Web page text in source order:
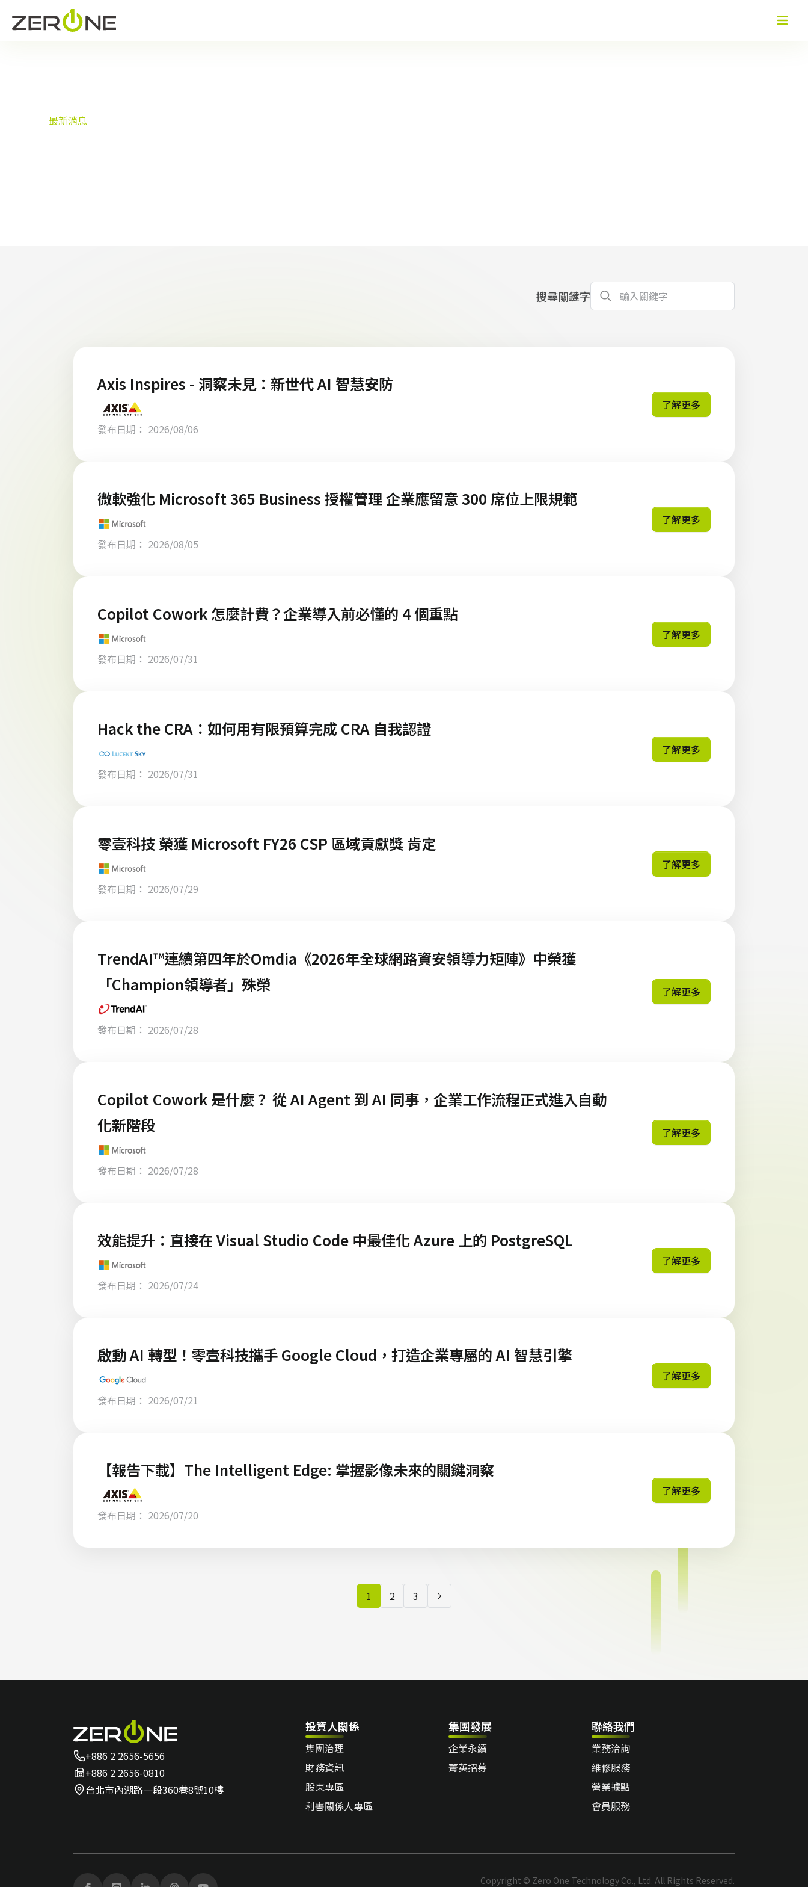
最新消息
搜尋關鍵字
Axis Inspires - 洞察未見：新世代 AI 智慧安防
發布日期： 2026/08/06
了解更多
微軟強化 Microsoft 365 Business 授權管理 企業應留意 300 席位上限規範
發布日期： 2026/08/05
了解更多
Copilot Cowork 怎麼計費？企業導入前必懂的 4 個重點
發布日期： 2026/07/31
了解更多
Hack the CRA：如何用有限預算完成 CRA 自我認證
發布日期： 2026/07/31
了解更多
零壹科技 榮獲 Microsoft FY26 CSP 區域貢獻獎 肯定
發布日期： 2026/07/29
了解更多
TrendAI™連續第四年於Omdia《2026年全球網路資安領導力矩陣》中榮獲
「Champion領導者」殊榮
發布日期： 2026/07/28
了解更多
Copilot Cowork 是什麼？ 從 AI Agent 到 AI 同事，企業工作流程正式進入自動
化新階段
發布日期： 2026/07/28
了解更多
效能提升：直接在 Visual Studio Code 中最佳化 Azure 上的 PostgreSQL
發布日期： 2026/07/24
了解更多
啟動 AI 轉型！零壹科技攜手 Google Cloud，打造企業專屬的 AI 智慧引擎
發布日期： 2026/07/21
了解更多
【報告下載】The Intelligent Edge: 掌握影像未來的關鍵洞察
發布日期： 2026/07/20
了解更多
1 2 3
+886 2 2656-5656
+886 2 2656-0810
台北市內湖路一段360巷8號10樓
投資人關係
集團治理
財務資訊
股東專區
利害關係人專區
集團發展
企業永續
菁英招募
聯絡我們
業務洽詢
維修服務
營業據點
會員服務
Copyright © Zero One Technology Co., Ltd. All Rights Reserved.